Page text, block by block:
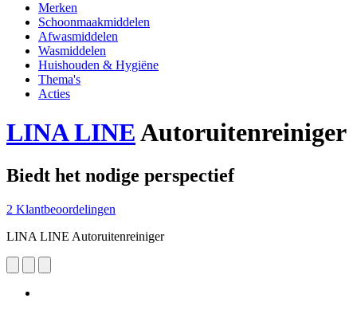
Merken
Schoonmaakmiddelen
Afwasmiddelen
Wasmiddelen
Huishouden & Hygiëne
Thema's
Acties
LINA LINEAutoruitenreiniger
Biedt het nodige perspectief
2 Klantbeoordelingen
LINA LINE Autoruitenreiniger